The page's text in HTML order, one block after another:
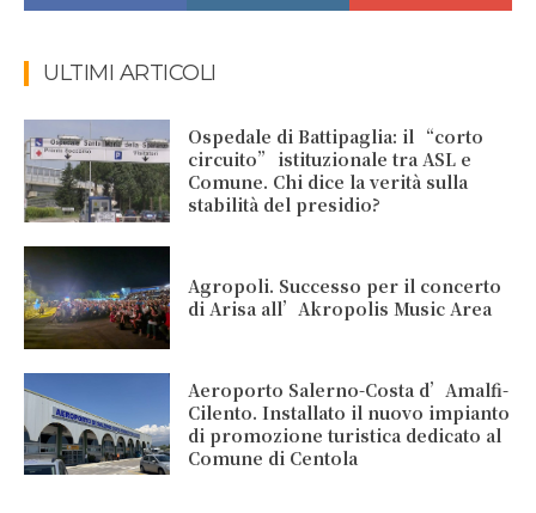
ULTIMI ARTICOLI
Ospedale di Battipaglia: il “corto
circuito” istituzionale tra ASL e
Comune. Chi dice la verità sulla
stabilità del presidio?
Agropoli. Successo per il concerto
di Arisa all’Akropolis Music Area
Aeroporto Salerno-Costa d’Amalfi-
Cilento. Installato il nuovo impianto
di promozione turistica dedicato al
Comune di Centola